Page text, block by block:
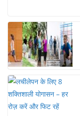
c
e
b
o
o
k
itt
er